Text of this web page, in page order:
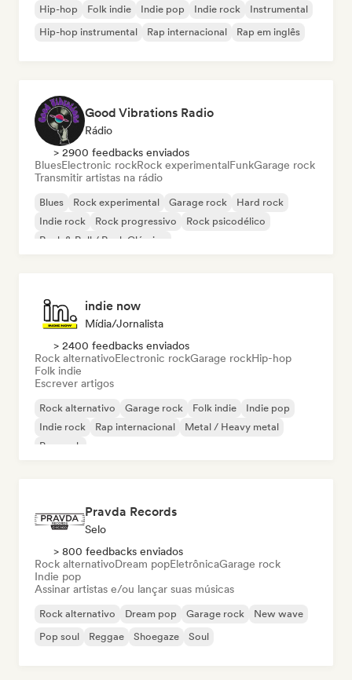
Hip-hop Folk indie Indie pop Indie rock
Instrumental
Hip-hop instrumental
Rap internacional Rap em inglês
Good Vibrations Radio
Rádio
> 2900 feedbacks enviados
BluesElectronic rockRock experimentalFunkGarage rock
Transmitir artistas na rádio
Blues Rock experimental Garage rock
Hard rock
Indie rock
Rock progressivo
Rock psicodélico
Rock & Roll / Rock Clássico
indie now
Mídia/Jornalista
> 2400 feedbacks enviados
Rock alternativoElectronic rockGarage rockHip-hop
Folk indie
Escrever artigos
Rock alternativo Garage rock Folk indie
Indie pop
Indie rock
Rap internacional
Metal / Heavy metal
Pop rock
Pravda Records
Selo
> 800 feedbacks enviados
Rock alternativoDream popEletrônicaGarage rock
Indie pop
Assinar artistas e/ou lançar suas músicas
Rock alternativo Dream pop Garage rock
New wave
Pop soul
Reggae Shoegaze Soul